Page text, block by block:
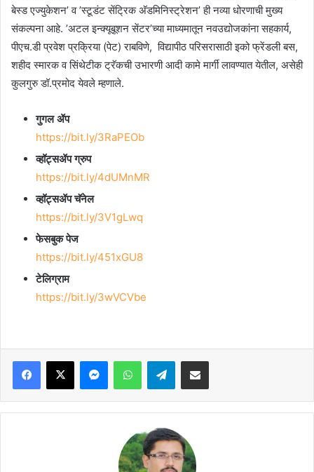
बेस्ड एज्युकेशन’ व ’स्टूडंट सेंट्रिक अ‍ॅडमिनिस्ट्रेशन’ ही नव्या धोरणाची मुख्य
संकल्पना आहे. ’अटल इन्क्यूबूशन सेंटर’च्या माध्यमातून नवउद्योजकांना सहकार्य,
पीएच.डी प्रवेश प्रक्रिया (पेट) राबविणे, विद्यापीठ परिसरासाठी इको फ्रेंडली बस,
शहीद स्मारक व सिंथेटीक ट्रॅकची उभारणी आदी कामे मार्गी लावण्यात येतील, असेही
कुलगुरु डॉ.प्रमोद येवले म्हणाले.
गुगल ॲप
https://bit.ly/3RaPEOb
व्हॉट्सॲप ग्रुप
https://bit.ly/4dUMnMR
व्हॉट्सॲप चॅनेल
https://bit.ly/3V1gLwq
फेसबुक पेज
https://bit.ly/451xGU8
टेलिग्राम
https://bit.ly/3wVCVbe
Facebook
X MessengerWhatsAppTelegramShare via Email